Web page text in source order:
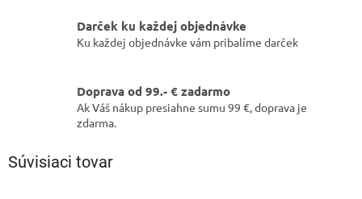
Darček ku každej objednávke
Ku každej objednávke vám pribalíme darček
Doprava od 99.- € zadarmo
Ak Váš nákup presiahne sumu 99 €, doprava je
zdarma.
Súvisiaci tovar